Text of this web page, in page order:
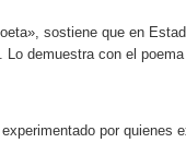
sostiene que en
demuestra con el poema
por quienes